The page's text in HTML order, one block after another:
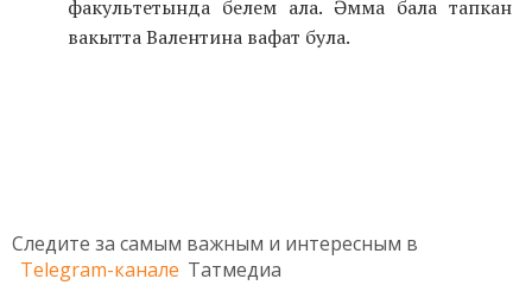
факультетында белем ала. Әмма бала тапкан
вакытта Валентина вафат була.
Следите за самым важным и интересным в
Telegram-канале Татмедиа